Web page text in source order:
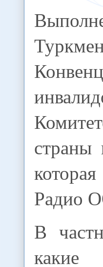
страны
Радио
В